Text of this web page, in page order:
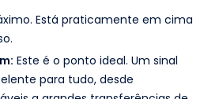
Está praticamente em cima
Este é o ponto ideal. Um sinal
para tudo, desde